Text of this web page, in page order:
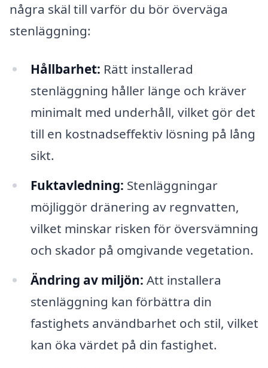
några skäl till varför du bör överväga
stenläggning:
Hållbarhet: Rätt installerad
stenläggning håller länge och kräver
minimalt med underhåll, vilket gör det
till en kostnadseffektiv lösning på lång
sikt.
Fuktavledning: Stenläggningar
möjliggör dränering av regnvatten,
vilket minskar risken för översvämning
och skador på omgivande vegetation.
Ändring av miljön: Att installera
stenläggning kan förbättra din
fastighets användbarhet och stil, vilket
kan öka värdet på din fastighet.